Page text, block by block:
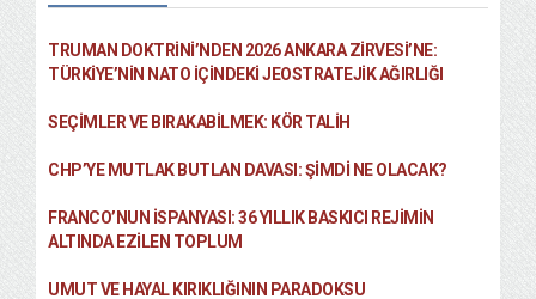
TRUMAN DOKTRINI’NDEN 2026 ANKARA ZIRVESI’NE:
TÜRKIYE’NIN NATO İÇINDEKI JEOSTRATEJIK AĞIRLIĞI
SEÇIMLER VE BIRAKABILMEK: KÖR TALIH
CHP’YE MUTLAK BUTLAN DAVASI: ŞİMDİ NE OLACAK?
FRANCO’NUN İSPANYASI: 36 YILLIK BASKICI REJIMIN
ALTINDA EZILEN TOPLUM
UMUT VE HAYAL KIRIKLIĞININ PARADOKSU